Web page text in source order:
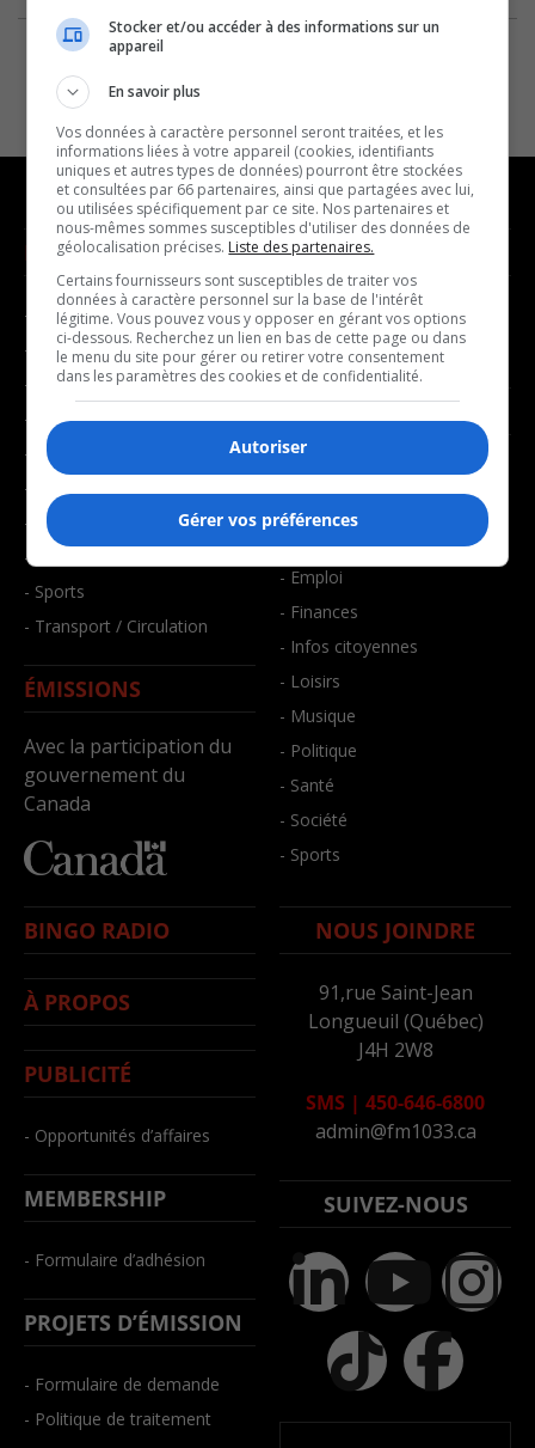
NOUVELLES
- Affaires municipales
- Communauté / Social
- Culture
- Économie
- Éducation
- Environnement
- Faits divers
- Santé et bien-être
- Sports
- Transport / Circulation
ÉMISSIONS
Avec la participation du
gouvernement du
Canada
MUSIQUE
- Décompte franco
- Joué récemment
BALADOS
- Affaires
- Art de vivre
- Bien-être
- Emploi
- Finances
- Infos citoyennes
- Loisirs
- Musique
- Politique
- Santé
- Société
- Sports
BINGO RADIO
À PROPOS
PUBLICITÉ
- Opportunités d’affaires
MEMBERSHIP
- Formulaire d’adhésion
PROJETS D’ÉMISSION
- Formulaire de demande
- Politique de traitement
NOUS JOINDRE
91,rue Saint-Jean
Longueuil (Québec)
J4H 2W8
SMS | 450-646-6800
admin@fm1033.ca
SUIVEZ-NOUS
Stocker et/ou accéder à des informations sur un
appareil
En savoir plus
Vos données à caractère personnel seront traitées, et les
informations liées à votre appareil (cookies, identifiants
uniques et autres types de données) pourront être stockées
et consultées par 66 partenaires, ainsi que partagées avec lui,
ou utilisées spécifiquement par ce site. Nos partenaires et
nous-mêmes sommes susceptibles d'utiliser des données de
géolocalisation précises. Liste des partenaires.
Certains fournisseurs sont susceptibles de traiter vos
données à caractère personnel sur la base de l'intérêt
légitime. Vous pouvez vous y opposer en gérant vos options
ci-dessous. Recherchez un lien en bas de cette page ou dans
le menu du site pour gérer ou retirer votre consentement
dans les paramètres des cookies et de confidentialité.
Autoriser
Gérer vos préférences